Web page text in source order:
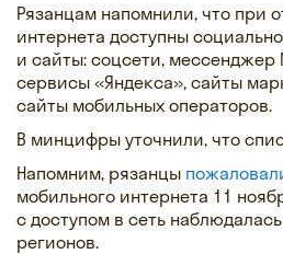
Рязанцам напомнили, что при
интернета доступны
и сайты: соцсети, мессенджер
сервисы «Яндекса», сайты
сайты мобильных операторов.
В минцифры уточнили, что
Напомним, рязанцы
мобильного интернета 11
с доступом в сеть
регионов.